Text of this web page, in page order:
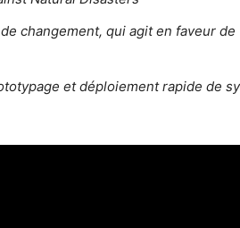
changement, qui agit en faveur de
et déploiement rapide de